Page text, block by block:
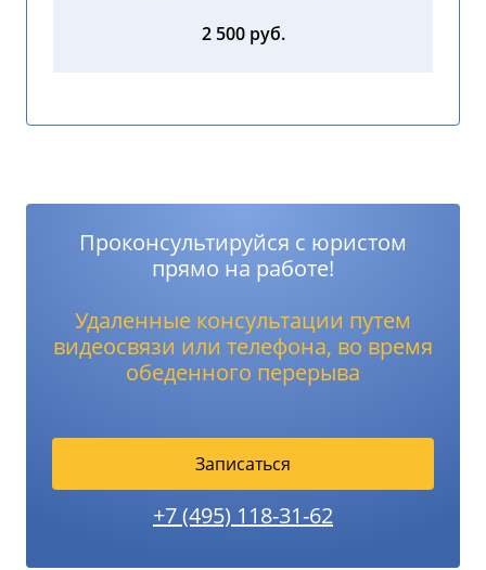
2 500 руб.
Проконсультируйся с юристом
прямо на работе!
Удаленные консультации путем
видеосвязи или телефона, во время
обеденного перерыва
Записаться
+7 (495) 118-31-62